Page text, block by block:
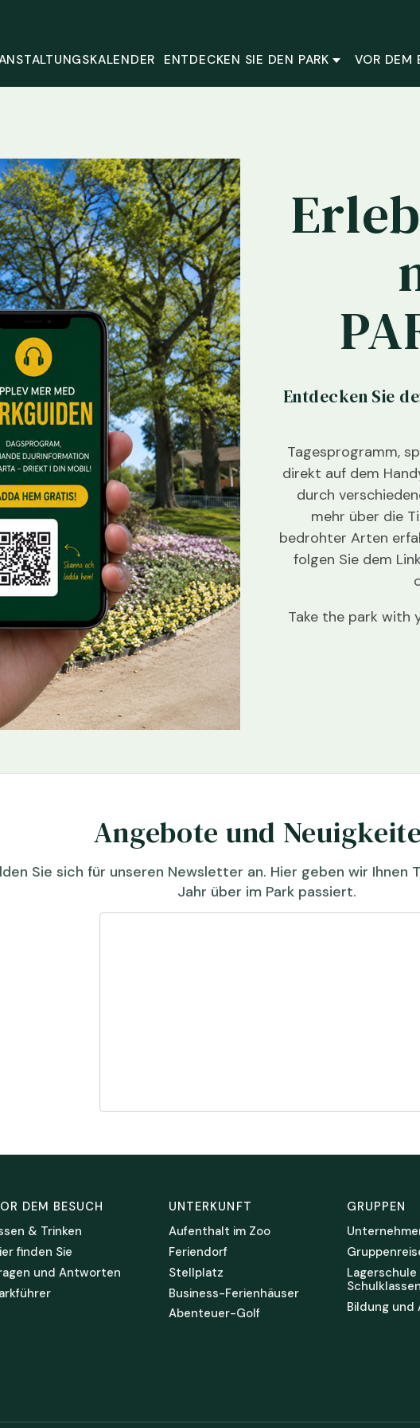
ENTDECKEN SIE DEN PARK VOR DEM
Entdecken Sie
Tagesprogramm,
direkt auf dem
durch
mehr über die
bedrohter Arten
folgen Sie dem Link
Take the park with
Angebote und
Sie sich für unseren Newsletter an. Hier geben wir Ihnen
Jahr über im Park passiert.
DEM BESUCH
& Trinken
finden Sie
und Antworten
UNTERKUNFT
Aufenthalt im Zoo
Feriendorf
Stellplatz
Business-Ferienhäuser
Abenteuer-Golf
GRUPPEN
Schulklassen
Bildung und